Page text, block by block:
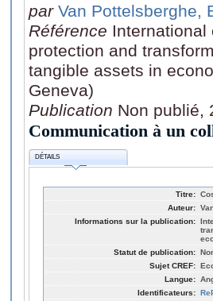
par Van Pottelsberghe,
Référence
protection and
tangible assets in
Geneva)
Publication Non publié,
Communication à un
DÉTAILS
Titre:
Auteur:
Informations sur la publication:
Statut de publication:
Sujet CREF:
Langue:
Identificateurs: